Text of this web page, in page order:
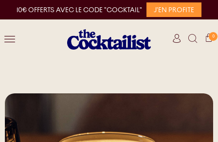
10€ OFFERTS AVEC LE CODE "COCKTAIL" J'EN PROFITE
0